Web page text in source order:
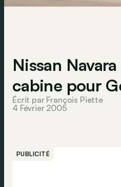
Nissan
cabine pour
Écrit par François Piette
4 Février 2005
PUBLICITÉ